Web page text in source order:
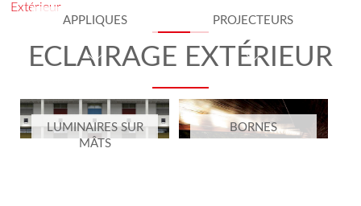
Extérieur
ECLAIRAGE EXTÉRIEUR
APPLIQUES PROJECTEURS
LUMINAIRES SUR
MÂTS
BORNES